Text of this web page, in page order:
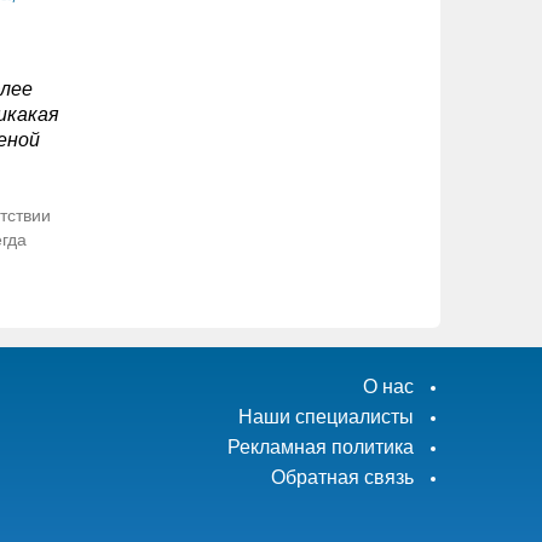
О нас
Наши специалисты
Рекламная политика
Обратная связь